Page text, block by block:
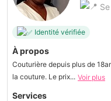
Identité vérifiée
À propos
Couturière depuis plus de
la couture. Le prix... Voir plus
Services